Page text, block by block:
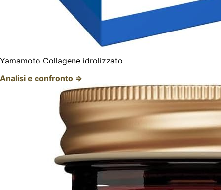
Yamamoto Collagene idrolizzato
Analisi e confronto ⇒